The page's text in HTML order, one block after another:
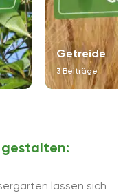
Getreide
3 Beiträge
lassen sich